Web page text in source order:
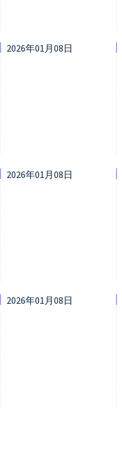
2026年01月08日
2026年01月08日
2026年01月08日